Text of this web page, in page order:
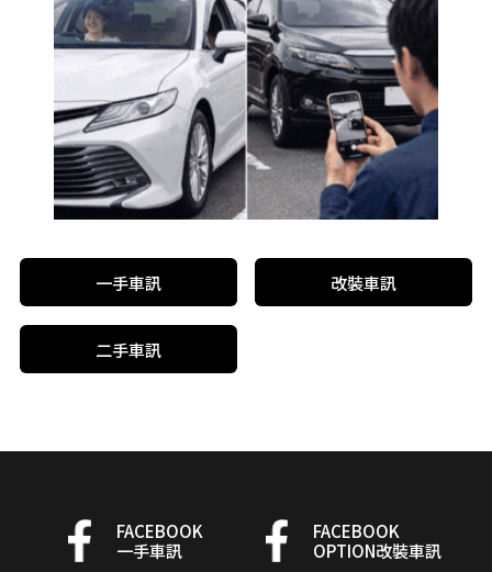
一手車訊 改裝車訊
二手車訊
FACEBOOK
一手車訊
FACEBOOK
OPTION改裝車訊